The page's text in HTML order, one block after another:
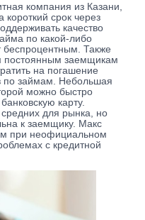
компания из Казани,
срок через
качество
по какой-либо
беспроцентным. Также
постоянным заемщикам
на погашение
по займам. Небольшая
можно быстро
карту.
для рынка, но
к заемщику. Макс
при неофициальном
с кредитной